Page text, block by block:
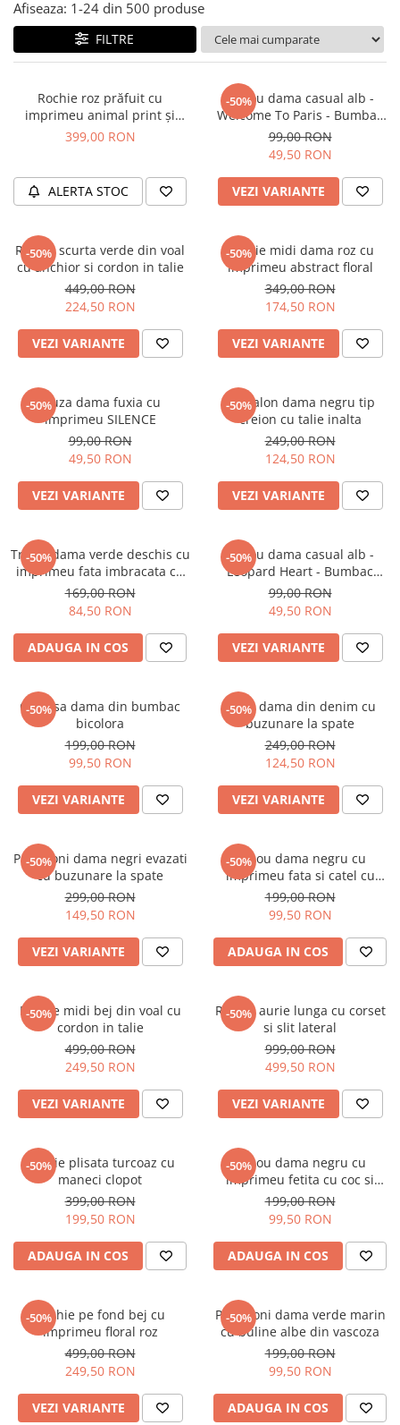
Tricouri si topuri
Rochii de eveniment
Afiseaza: 1-24 din 500 produse
FILTRE
Rochie roz prăfuit cu
imprimeu animal print și
curea
399,00 RON
ALERTA STOC
-50%
Tricou dama casual alb -
Welcome To Paris - Bumbac
Organic
99,00 RON
49,50 RON
VEZI VARIANTE
-50%
Rochie scurta verde din voal
cu anchior si cordon in talie
449,00 RON
224,50 RON
VEZI VARIANTE
-50%
Rochie midi dama roz cu
imprimeu abstract floral
349,00 RON
174,50 RON
VEZI VARIANTE
-50%Bluza dama fuxia cu
imprimeu SILENCE
99,00 RON
49,50 RON
VEZI VARIANTE
-50%
Pantalon dama negru tip
creion cu talie inalta
249,00 RON
124,50 RON
VEZI VARIANTE
-50%
Tricou dama verde deschis cu
imprimeu fata imbracata cu
alb si inghetata in mana
169,00 RON
84,50 RON
ADAUGA IN COS
-50%
Tricou dama casual alb -
Leopard Heart - Bumbac
Organic
99,00 RON
49,50 RON
VEZI VARIANTE
-50%
Camasa dama din bumbac
bicolora
199,00 RON
99,50 RON
VEZI VARIANTE
-50%
Blugi dama din denim cu
buzunare la spate
249,00 RON
124,50 RON
VEZI VARIANTE
-50%
Pantaloni dama negri evazati
cu buzunare la spate
299,00 RON
149,50 RON
VEZI VARIANTE
-50%
Tricou dama negru cu
imprimeu fata si catel cu
ochelari
199,00 RON
99,50 RON
ADAUGA IN COS
-50%
Rochie midi bej din voal cu
cordon in talie
499,00 RON
249,50 RON
VEZI VARIANTE
-50%
Rochie aurie lunga cu corset
si slit lateral
999,00 RON
499,50 RON
VEZI VARIANTE
-50%
Rochie plisata turcoaz cu
maneci clopot
399,00 RON
199,50 RON
ADAUGA IN COS
-50%
Tricou dama negru cu
imprimeu fetita cu coc si
ochelari albastrii
199,00 RON
99,50 RON
ADAUGA IN COS
-50%
Rochie pe fond bej cu
imprimeu floral roz
499,00 RON
249,50 RON
VEZI VARIANTE
-50%
Pantaloni dama verde marin
cu buline albe din vascoza
199,00 RON
99,50 RON
ADAUGA IN COS